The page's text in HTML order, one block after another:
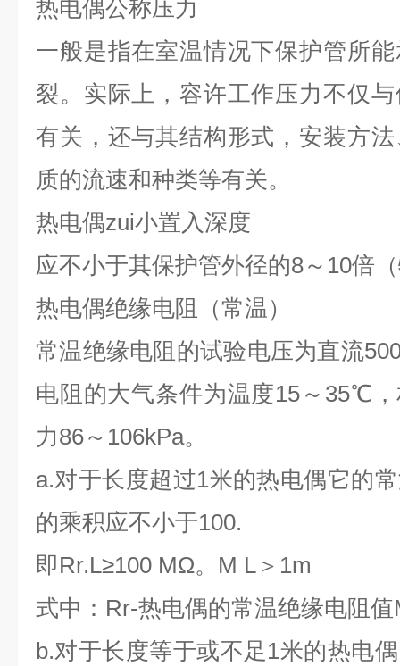
热电偶公称压力
一般是指在室温情况下保护管所
裂。实际上，容许工作压力不仅
有关，还与其结构形式，安装方
质的流速和种类等有关。
热电偶zui小置入深度
应不小于其保护管外径的8～10倍
热电偶绝缘电阻（常温）
常温绝缘电阻的试验电压为直流
电阻的大气条件为温度15～35℃
力86～106kPa。
a.对于长度超过1米的热电偶它的
的乘积应不小于100.
即Rr.L≥100 MΩ。M L＞1m
式中：Rr-热电偶的常温绝缘电阻
b.对于长度等于或不足1米的热电